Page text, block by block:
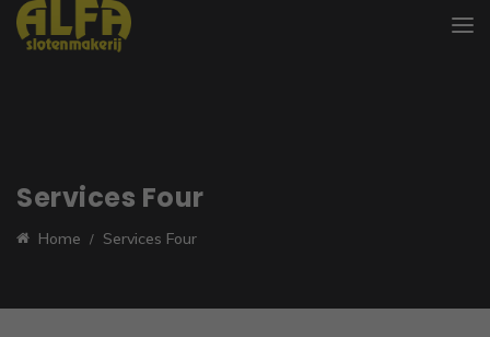
Services Four
Home Services Four